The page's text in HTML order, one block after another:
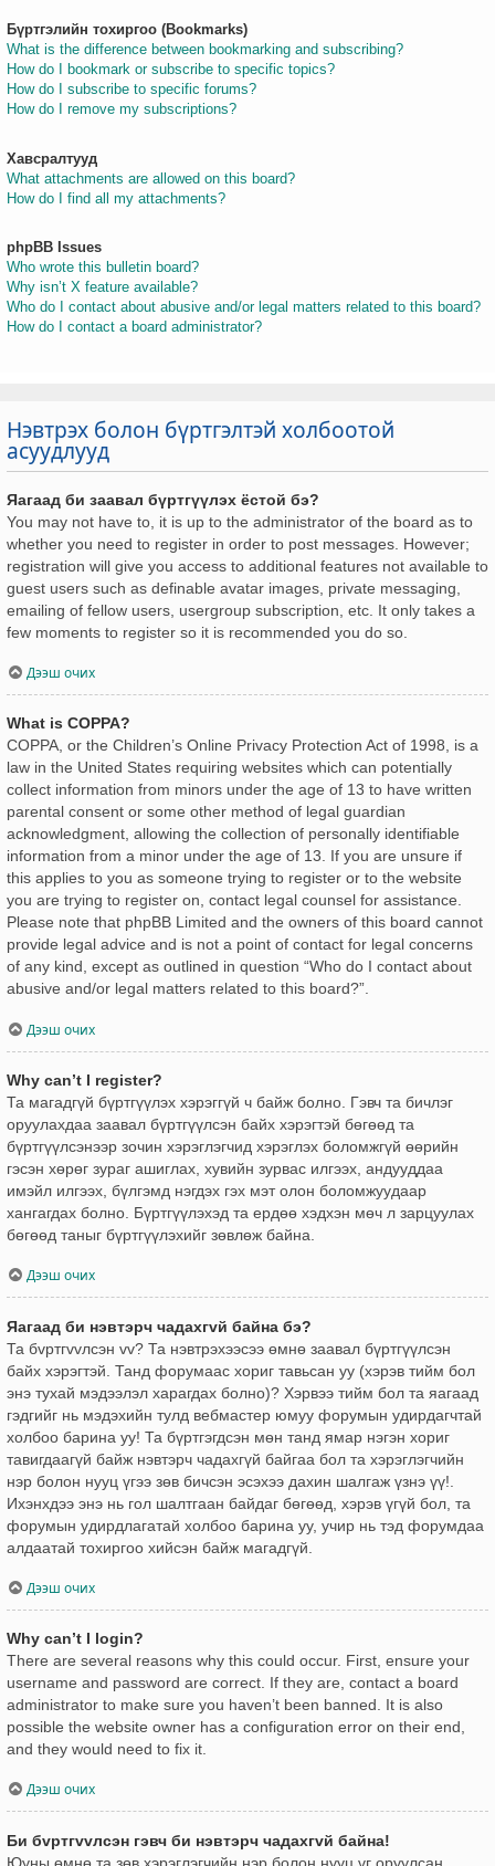
Бүртгэлийн тохиргоо (Bookmarks)
What is the difference between bookmarking and subscribing?
How do I bookmark or subscribe to specific topics?
How do I subscribe to specific forums?
How do I remove my subscriptions?
Хавсралтууд
What attachments are allowed on this board?
How do I find all my attachments?
phpBB Issues
Who wrote this bulletin board?
Why isn’t X feature available?
Who do I contact about abusive and/or legal matters related to this board?
How do I contact a board administrator?
Нэвтрэх болон бүртгэлтэй холбоотой
асуудлууд
Яагаад би заавал бүртгүүлэх ёстой бэ?
You may not have to, it is up to the administrator of the board as to
whether you need to register in order to post messages. However;
registration will give you access to additional features not available to
guest users such as definable avatar images, private messaging,
emailing of fellow users, usergroup subscription, etc. It only takes a
few moments to register so it is recommended you do so.
Дээш очих
What is COPPA?
COPPA, or the Children’s Online Privacy Protection Act of 1998, is a
law in the United States requiring websites which can potentially
collect information from minors under the age of 13 to have written
parental consent or some other method of legal guardian
acknowledgment, allowing the collection of personally identifiable
information from a minor under the age of 13. If you are unsure if
this applies to you as someone trying to register or to the website
you are trying to register on, contact legal counsel for assistance.
Please note that phpBB Limited and the owners of this board cannot
provide legal advice and is not a point of contact for legal concerns
of any kind, except as outlined in question “Who do I contact about
abusive and/or legal matters related to this board?”.
Дээш очих
Why can’t I register?
Та магадгүй бүртгүүлэх хэрэггүй ч байж болно. Гэвч та бичлэг
оруулахдаа заавал бүртгүүлсэн байх хэрэгтэй бөгөөд та
бүртгүүлсэнээр зочин хэрэглэгчид хэрэглэх боломжгүй өөрийн
гэсэн хөрөг зураг ашиглах, хувийн зурвас илгээх, андууддаа
имэйл илгээх, бүлгэмд нэгдэх гэх мэт олон боломжуудаар
хангагдах болно. Бүртгүүлэхэд та ердөө хэдхэн мөч л зарцуулах
бөгөөд таныг бүртгүүлэхийг зөвлөж байна.
Дээш очих
Яагаад би нэвтэрч чадахгvй байна бэ?
Та бvртгvvлсэн vv? Та нэвтрэхээсээ өмнө заавал бүртгүүлсэн
байх хэрэгтэй. Танд форумаас хориг тавьсан уу (хэрэв тийм бол
энэ тухай мэдээлэл харагдах болно)? Хэрвээ тийм бол та яагаад
гэдгийг нь мэдэхийн тулд вебмастер юмуу форумын удирдагчтай
холбоо барина уу! Та бүртгэгдсэн мөн танд ямар нэгэн хориг
тавигдаагүй байж нэвтэрч чадахгүй байгаа бол та хэрэглэгчийн
нэр болон нууц үгээ зөв бичсэн эсэхээ дахин шалгаж үзнэ үү!.
Ихэнхдээ энэ нь гол шалтгаан байдаг бөгөөд, хэрэв үгүй бол, та
форумын удирдлагатай холбоо барина уу, учир нь тэд форумдаа
алдаатай тохиргоо хийсэн байж магадгүй.
Дээш очих
Why can’t I login?
There are several reasons why this could occur. First, ensure your
username and password are correct. If they are, contact a board
administrator to make sure you haven’t been banned. It is also
possible the website owner has a configuration error on their end,
and they would need to fix it.
Дээш очих
Би бvртгvvлсэн гэвч би нэвтэрч чадахгvй байна!
Юуны өмнө та зөв хэрэглэгчийн нэр болон нууц үг оруулсан